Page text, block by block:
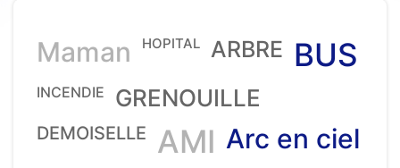
Maman HOPITAL ARBRE BUS
INCENDIE GRENOUILLE
DEMOISELLE AMI Arc en ciel